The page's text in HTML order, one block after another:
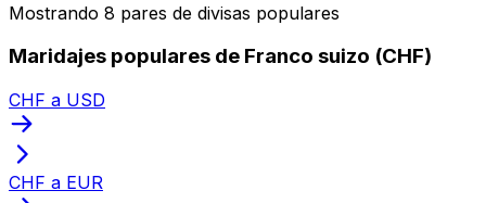
Mostrando 8 pares de divisas populares
Maridajes populares de Franco suizo (CHF)
CHF a USD
CHF a EUR